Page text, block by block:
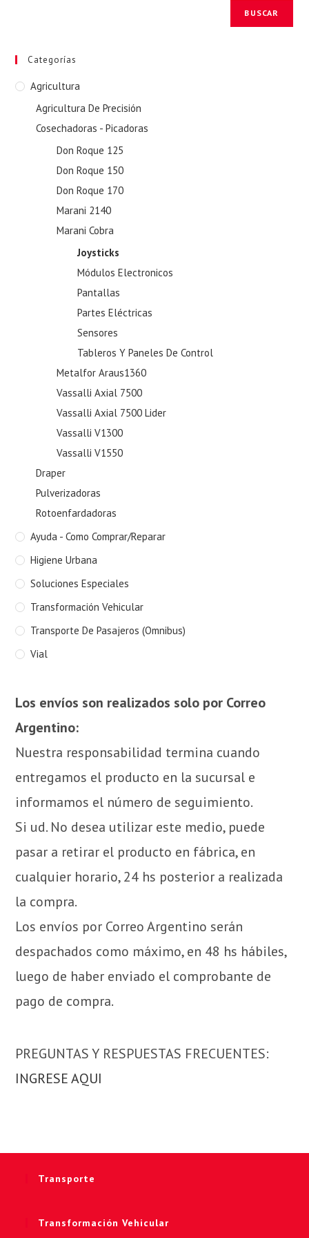
BUSCAR
Categorías
Agricultura
Agricultura De Precisión
Cosechadoras - Picadoras
Don Roque 125
Don Roque 150
Don Roque 170
Marani 2140
Marani Cobra
Joysticks
Módulos Electronicos
Pantallas
Partes Eléctricas
Sensores
Tableros Y Paneles De Control
Metalfor Araus1360
Vassalli Axial 7500
Vassalli Axial 7500 Lider
Vassalli V1300
Vassalli V1550
Draper
Pulverizadoras
Rotoenfardadoras
Ayuda - Como Comprar/Reparar
Higiene Urbana
Soluciones Especiales
Transformación Vehicular
Transporte De Pasajeros (Omnibus)
Vial
Los envíos son realizados solo por Correo
Argentino:
Nuestra responsabilidad termina cuando
entregamos el producto en la sucursal e
informamos el número de seguimiento.
Si ud. No desea utilizar este medio, puede
pasar a retirar el producto en fábrica, en
cualquier horario, 24 hs posterior a realizada
la compra.
Los envíos por Correo Argentino serán
despachados como máximo, en 48 hs hábiles,
luego de haber enviado el comprobante de
pago de compra.
PREGUNTAS Y RESPUESTAS FRECUENTES:
INGRESE AQUI
Transporte
Transformación Vehicular